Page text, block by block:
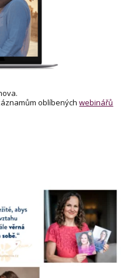
oblíbenýchwebinářů